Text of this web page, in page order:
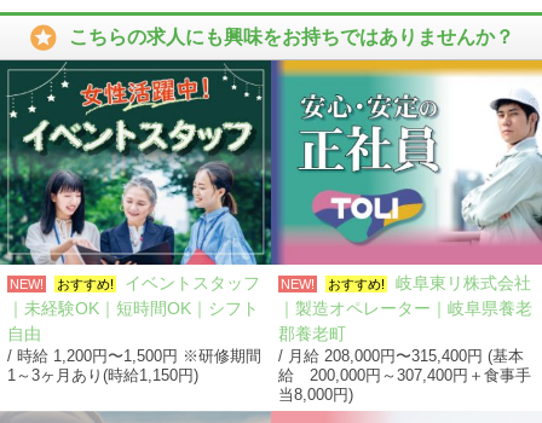
 こちらの求人にも興味をお持ちではありませんか？
NEW! おすすめ!
イベントスタッフ
｜未経験OK｜短時間OK｜シフト
自由
/ 時給 1,200円〜1,500円 ※研修期間
1～3ヶ月あり(時給1,150円)
NEW! おすすめ!
岐阜東リ株式会社
｜製造オペレーター｜岐阜県養老
郡養老町
/ 月給 208,000円〜315,400円 (基本
給 200,000円～307,400円＋食事手
当8,000円)